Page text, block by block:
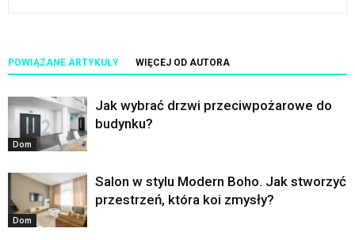
POWIĄZANE ARTYKUŁY WIĘCEJ OD AUTORA
Dom
Jak wybrać drzwi przeciwpożarowe do
budynku?
Dom
Salon w stylu Modern Boho. Jak stworzyć
przestrzeń, która koi zmysły?